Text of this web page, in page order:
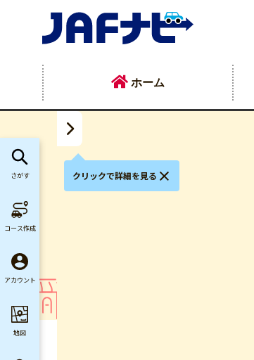
ホーム
クリックで詳細を見る
さがす
コース作成
アカウント
地図